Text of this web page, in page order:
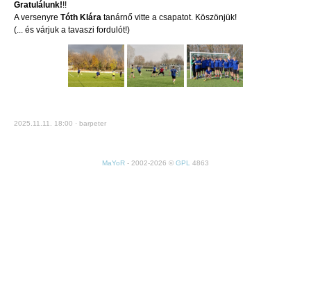
Gratulálunk!!!
A versenyre Tóth Klára tanárnő vitte a csapatot. Köszönjük!
(... és várjuk a tavaszi fordulót!)
2025.11.11. 18:00 · barpeter
MaYoR - 2002-2026 © GPL 4863